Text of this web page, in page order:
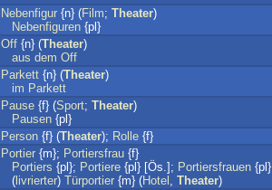
Nebenfigur {n} (Film; Theater)
Nebenfiguren {pl}
Off {n} (Theater)
aus dem Off
Parkett {n} (Theater)
im Parkett
Pause {f} (Sport; Theater)
Pausen {pl}
Person {f} (Theater); Rolle {f}
Portier {m}; Portiersfrau {f}
Portiers {pl}; Portiere {pl} [Ös.]; Portiersfrauen {pl}
( livrierter) Türportier {m} (Hotel , Theater)